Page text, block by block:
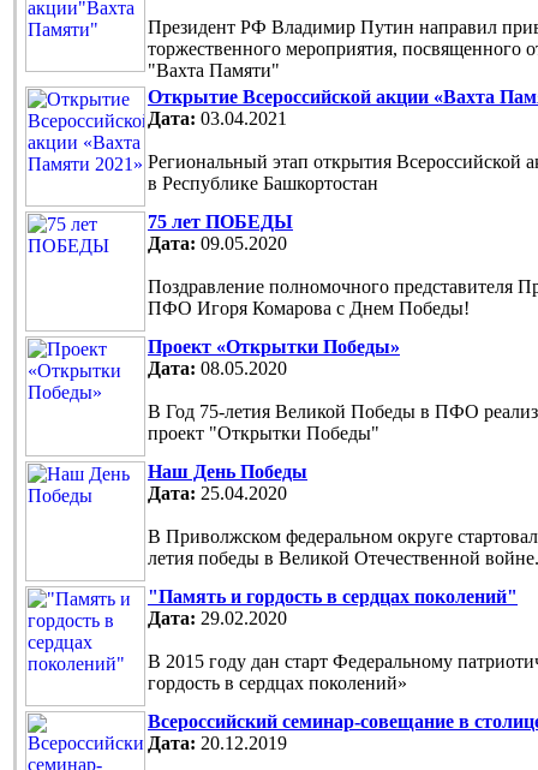
Президент РФ Владимир Путин направил
торжественного мероприятия, посвященного
"Вахта Памяти"
Открытие Всероссийской акции «Вахта
Дата: 03.04.2021
Региональный этап открытия Всероссийской
в Республике Башкортостан
75 лет ПОБЕДЫ
Дата: 09.05.2020
Поздравление полномочного представителя
ПФО Игоря Комарова с Днем Победы!
Проект «Открытки Победы»
Дата: 08.05.2020
В Год 75-летия Великой Победы в ПФО
проект "Открытки Победы"
Наш День Победы
Дата: 25.04.2020
В Приволжском федеральном округе
летия победы в Великой Отечественной войне.
"Память и гордость в сердцах поколений"
Дата: 29.02.2020
В 2015 году дан старт Федеральному
гордость в сердцах поколений»
Всероссийский семинар-совещание в
Дата: 20.12.2019